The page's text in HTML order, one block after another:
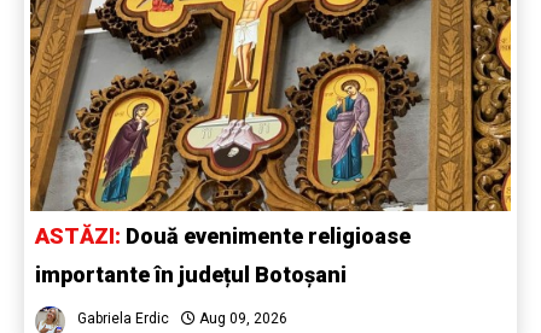
ASTĂZI: Două evenimente religioase
importante în județul Botoșani
Gabriela Erdic Aug 09, 2026